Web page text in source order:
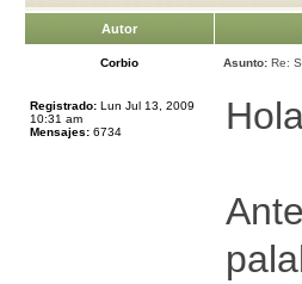
Autor
Corbio Asunto: Re:
Registrado: Lun Jul 13, 2009
10:31 am
Mensajes: 6734